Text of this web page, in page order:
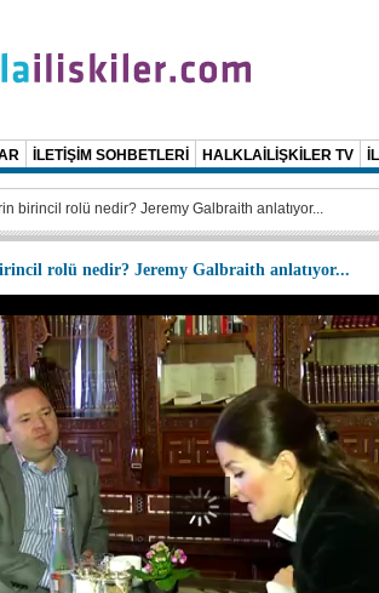
İLETİŞİM SOHBETLERİ HALKLAİLİŞKİLER TV
birincil rolü nedir? Jeremy Galbraith anlatıyor...
rolü nedir? Jeremy Galbraith anlatıyor...